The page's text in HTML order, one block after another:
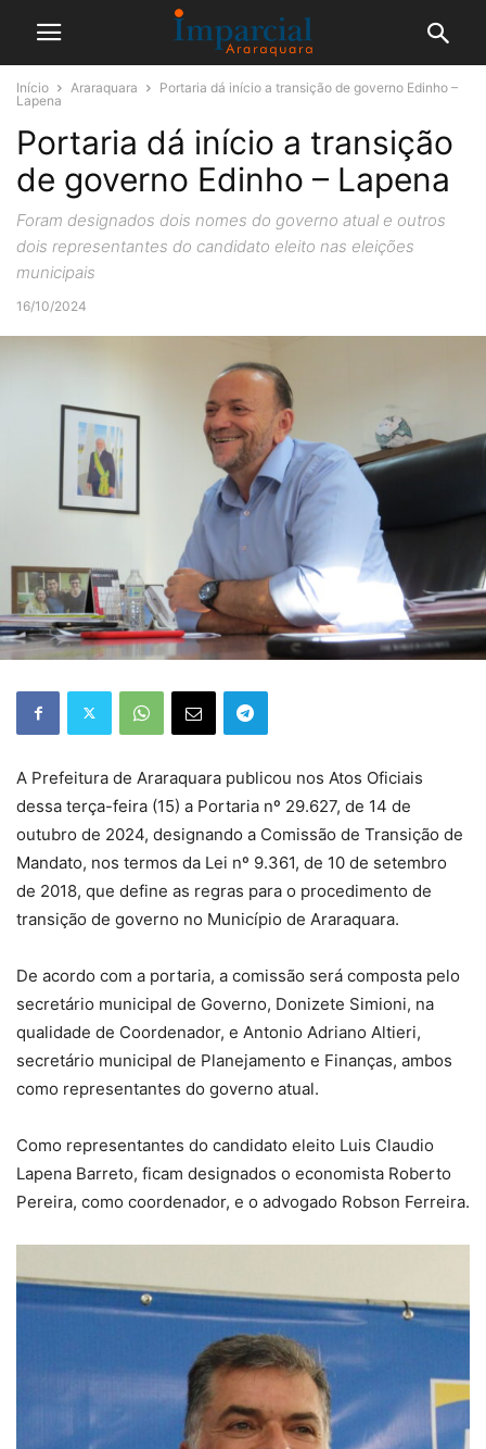
Início Araraquara
Portaria dá início a transição de governo Edinho –
Lapena
Portaria dá início a transição
de governo Edinho – Lapena
Foram designados dois nomes do governo atual e outros
dois representantes do candidato eleito nas eleições
municipais
16/10/2024
A Prefeitura de Araraquara publicou nos Atos Oficiais
dessa terça-feira (15) a Portaria nº 29.627, de 14 de
outubro de 2024, designando a Comissão de Transição de
Mandato, nos termos da Lei nº 9.361, de 10 de setembro
de 2018, que define as regras para o procedimento de
transição de governo no Município de Araraquara.
De acordo com a portaria, a comissão será composta pelo
secretário municipal de Governo, Donizete Simioni, na
qualidade de Coordenador, e Antonio Adriano Altieri,
secretário municipal de Planejamento e Finanças, ambos
como representantes do governo atual.
Como representantes do candidato eleito Luis Claudio
Lapena Barreto, ficam designados o economista Roberto
Pereira, como coordenador, e o advogado Robson Ferreira.